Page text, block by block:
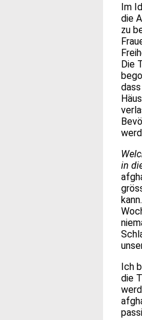
Im
die
zu
Die
in
Ich
die